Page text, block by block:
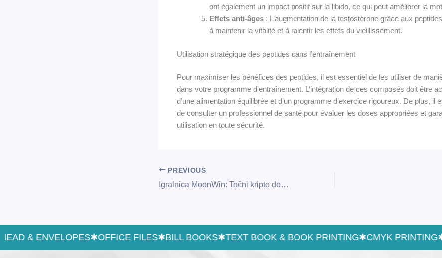
ont également un impact positif sur la libido, ce qui peut améliorer la
Effets anti-âges: L’augmentation de la testostérone grâce aux
à maintenir la vitalité et à ralentir les effets du vieillissement.
Utilisation stratégique des peptides dans l’entraînement
Pour maximiser les bénéfices des peptides, il est essentiel de les utiliser de
dans votre programme d’entraînement. L’intégration de ces composés doit être
d’une alimentation équilibrée et d’un programme d’exercice rigoureux. De plus, il
de consulter un professionnel de santé pour évaluer les doses appropriées et
utilisation en toute sécurité.
PREVIOUS
Igralnica MoonWin: Točni kripto dobitki in več kot 6000 iger za kanadske državljane
& ENVELOPES✱OFFICE FILES✱BILL BOOKS✱TEXT BOOK & BOOK PRINTING✱CMYK PRINTING✱